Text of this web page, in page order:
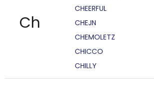
Ch
CHEERFUL
CHEJN
CHEMOLETZ
CHICCO
CHILLY